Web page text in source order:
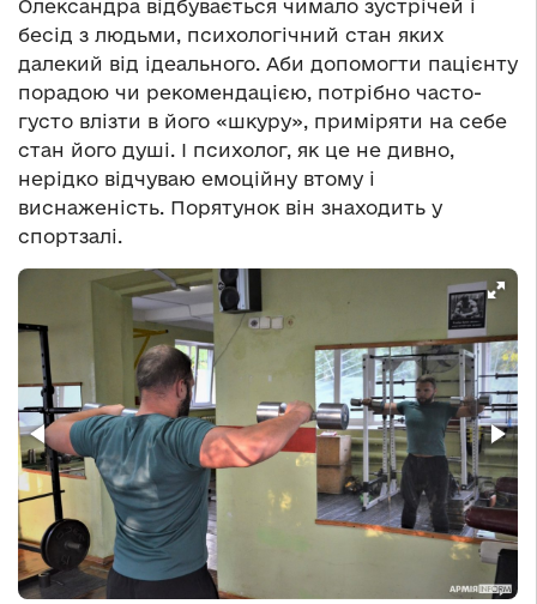
Олександра відбувається чимало зустрічей і
бесід з людьми, психологічний стан яких
далекий від ідеального. Аби допомогти пацієнту
порадою чи рекомендацією, потрібно часто-
густо влізти в його «шкуру», приміряти на себе
стан його душі. І психолог, як це не дивно,
нерідко відчуваю емоційну втому і
виснаженість. Порятунок він знаходить у
спортзалі.